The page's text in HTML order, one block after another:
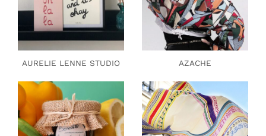
AURELIE LENNE STUDIO AZACHE